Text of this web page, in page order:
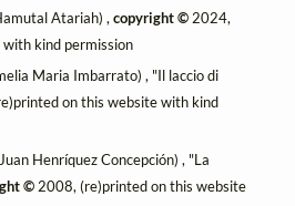
Atariah) ,copyright © 2024,
kind permission
Maria Imbarrato) , "Il laccio di
on this website with kind
Henríquez Concepción) , "La
©2008, (re)printed on this website